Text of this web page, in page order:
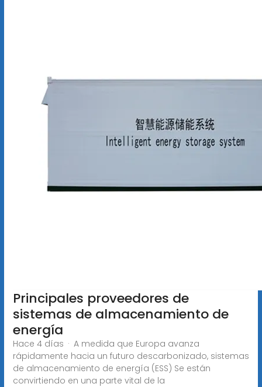
Principales proveedores de
sistemas de almacenamiento de
energía
Hace 4 días · A medida que Europa avanza
rápidamente hacia un futuro descarbonizado, sistemas
de almacenamiento de energía (ESS) Se están
convirtiendo en una parte vital de la